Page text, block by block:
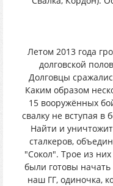
Летом 2013 года
долговской
Долговцы
Каким образом
15 вооружённых
свалку не вступая в
Найти и
сталкеров,
"Сокол". Трое из
были готовы начать
наш ГГ, одиночка,